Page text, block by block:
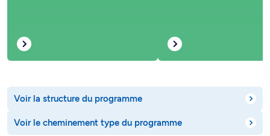
Voir la structure du programme
Voir le cheminement type du programme